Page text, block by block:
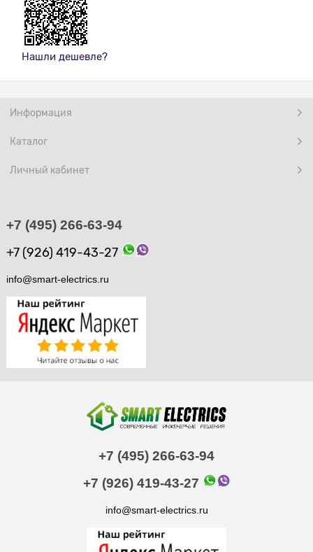
Нашли дешевле?
Информация
Каталог
Личный кабинет
+7 (495) 266-63-94
+7 (926) 419-43-27
info@smart-electrics.ru
+7 (495) 266-63-94
+7 (926) 419-43-27
info@smart-electrics.ru